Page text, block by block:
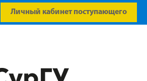
Личный кабинет поступающего